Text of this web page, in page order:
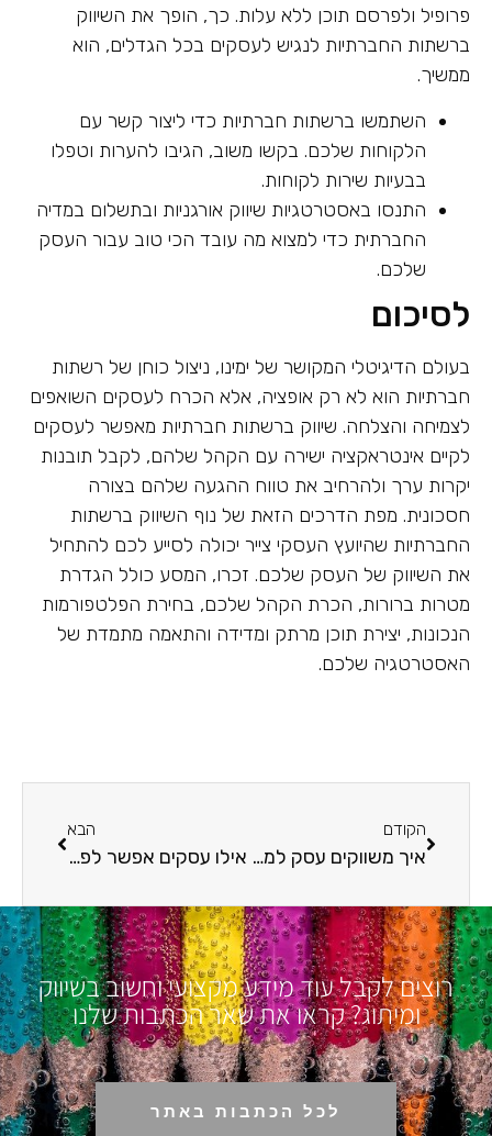
פרופיל ולפרסם תוכן ללא עלות. כך, הופך את השיווק
ברשתות החברתיות לנגיש לעסקים בכל הגדלים, הוא
ממשיך.
השתמשו ברשתות חברתיות כדי ליצור קשר עם
הלקוחות שלכם. בקשו משוב, הגיבו להערות וטפלו
בבעיות שירות לקוחות.
התנסו באסטרטגיות שיווק אורגניות ובתשלום במדיה
החברתית כדי למצוא מה עובד הכי טוב עבור העסק
שלכם.
לסיכום
בעולם הדיגיטלי המקושר של ימינו, ניצול כוחן של רשתות
חברתיות הוא לא רק אופציה, אלא הכרח לעסקים השואפים
לצמיחה והצלחה. שיווק ברשתות חברתיות מאפשר לעסקים
לקיים אינטראקציה ישירה עם הקהל שלהם, לקבל תובנות
יקרות ערך ולהרחיב את טווח ההגעה שלהם בצורה
חסכונית. מפת הדרכים הזאת של נוף השיווק ברשתות
החברתיות שהיועץ העסקי צייר יכולה לסייע לכם להתחיל
את השיווק של העסק שלכם. זכרו, המסע כולל הגדרת
מטרות ברורות, הכרת הקהל שלכם, בחירת הפלטפורמות
הנכונות, יצירת תוכן מרתק ומדידה והתאמה מתמדת של
האסטרטגיה שלכם.
הקודם
איך משווקים עסק למזרנים וכלי מיטה?
הבא
אילו עסקים אפשר לפרסם באתר דפי כתום?
רוצים לקבל עוד מידע מקצועי וחשוב בשיווק
ומיתוג? קראו את שאר הכתבות שלנו
לכל הכתבות באתר